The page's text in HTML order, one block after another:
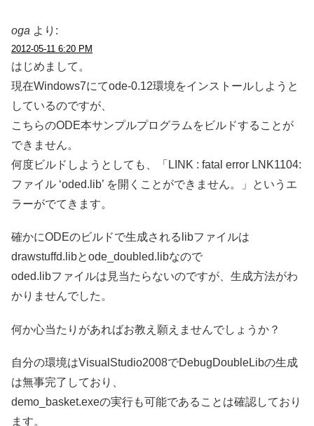
oga より:
2012-05-11 6:20 PM
はじめまして。
現在Windows7にてode-0.12環境をインストールしようと
しているのですが、
こちらのODE本サンプルプログラムをビルドすることが
できません。
何度ビルドしようとしても、「LINK : fatal error LNK1104:
ファイル ‘oded.lib’ を開くことができません。」というエ
ラーがでてきます。
確かにODEのビルドで生成されるlibファイルは
drawstuffd.libとode_doubled.libなので
oded.libファイルは見当たらないのですが、生成方法がわ
かりませんでした。
何か心当たりがあればお教え願えませんでしょうか？
自分の環境はVisualStudio2008でDebugDoubleLibの生成
は無事完了しており、
demo_basket.exeの実行も可能であることは確認しており
ます。